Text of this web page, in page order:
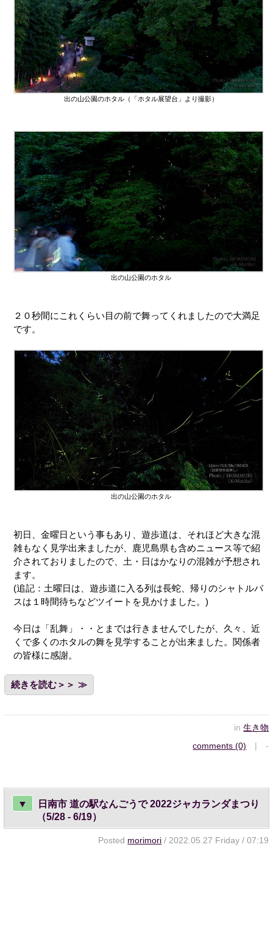
出の山公園のホタル（「ホタル展望台」より撮影）
出の山公園のホタル
２０秒間にこれくらい目の前で舞ってくれましたので大満足
です。
出の山公園のホタル
初日、金曜日という事もあり、遊歩道は、それほど大きな混
雑もなく見学出来ましたが、鹿児島県も含めニュース等で紹
介されておりましたので、土・日はかなりの混雑が予想され
ます。
(追記：土曜日は、遊歩道に入る列は長蛇、帰りのシャトルバ
スは１時間待ちなどツイートを見かけました。)
今日は「乱舞」・・とまでは行きませんでしたが、久々、近
くで多くのホタルの舞を見学することが出来ました。関係者
の皆様に感謝。
続きを読む＞＞
in生き物
comments (0) | -
▼
日南市 道の駅なんごうで 2022ジャカランダまつり
（5/28 - 6/19）
Posted morimori / 2022.05.27 Friday / 07:19